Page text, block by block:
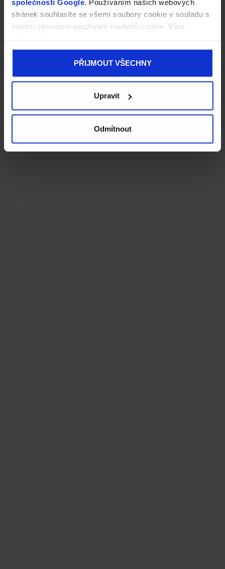
společnosti Google. Používáním našich webových
stránek souhlasíte se všemi soubory cookie v souladu s
našimi zásadami používání souborů cookie. Více
PŘIJMOUT VŠECHNY
Upravit
Odmítnout